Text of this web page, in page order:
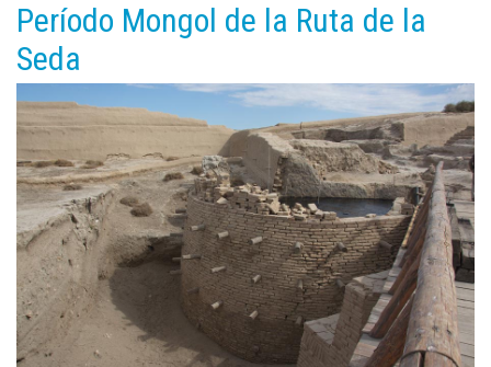
Período Mongol de la Ruta de la
Seda